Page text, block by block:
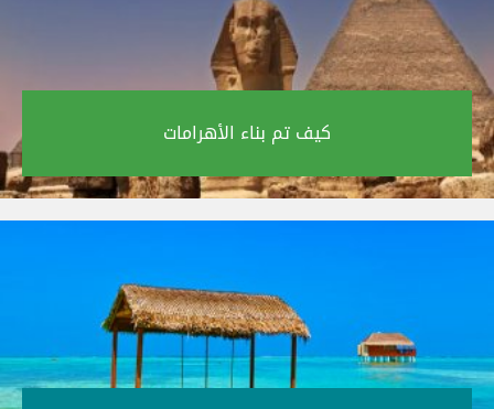
كيف تم بناء الأهرامات‎